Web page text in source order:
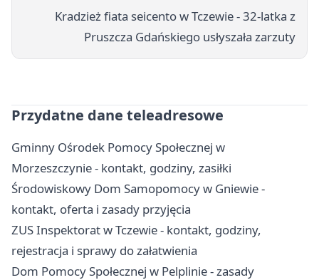
Kradzież fiata seicento w Tczewie - 32-latka z
Pruszcza Gdańskiego usłyszała zarzuty
Przydatne dane teleadresowe
Gminny Ośrodek Pomocy Społecznej w
Morzeszczynie - kontakt, godziny, zasiłki
Środowiskowy Dom Samopomocy w Gniewie -
kontakt, oferta i zasady przyjęcia
ZUS Inspektorat w Tczewie - kontakt, godziny,
rejestracja i sprawy do załatwienia
Dom Pomocy Społecznej w Pelplinie - zasady